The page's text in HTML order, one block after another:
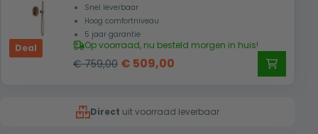
Snel leverbaar
Hoog comfortniveau
5 jaar garantie
Op voorraad, nu besteld morgen in huis!
€759,00 Oorspronkelijke
€ 759,00.
€ 509,00
€ 509,00.
Deal
Direct uit voorraad leverbaar